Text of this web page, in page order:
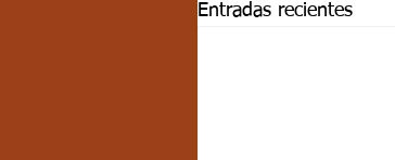
Entradas recientes